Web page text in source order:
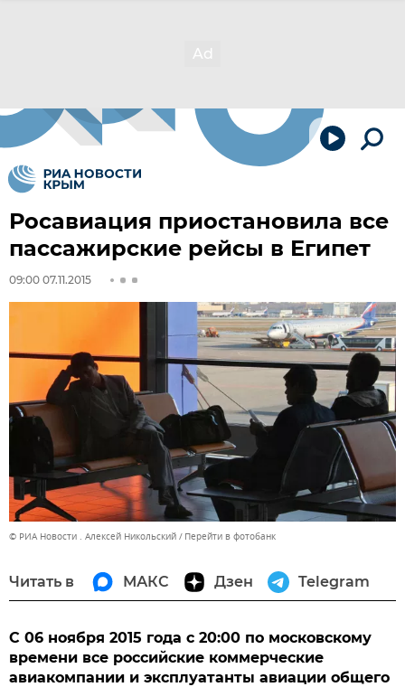
Росавиация приостановила все
пассажирские рейсы в Египет
09:00 07.11.2015
© РИА Новости . Алексей Никольский Перейти в фотобанк
Читать в МАКС Дзен Telegram
С 06 ноября 2015 года с 20:00 по московскому
времени все российские коммерческие
авиакомпании и эксплуатанты авиации общего